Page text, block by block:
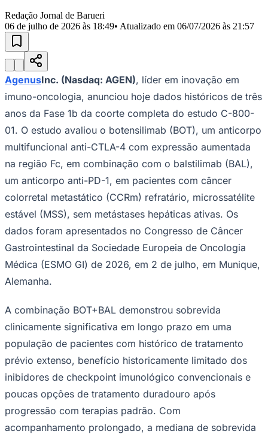
MutingaJardim ParaísoJardim Paulista
LuísJardim São PedroJardim São SilvestreJardim Silveira Jardim
Tupã
Camargos
do Bom Jesus
ParnaíbaSilveira
do Conde Vila Engenho NovoVila Márcia Vila Nossa Sra. da
Escada
Vila Porto
Votupoca
Para Sua Empresa
Guia de Empresas
Divulgar Vagas Novo
Negócios Regionais
Turismo
Segurança Regional
Hospitais Estaduais
Parques & Represas
Cidades da Região
Santana de ParnaíbaOsascoCarapicuíbaJandiraItapeviCotiaPirapora
do Bom JesusAraçariguamaCajamarCaieiras Franco da
RochaFrancisco MoratoTaboão da Serra Embu das Artes São Roque
Para Sua Empresa
Guia de Empresas
Vagas na RegiãoNovo
Hub de Negócios
Guia Comercial
Selo Verificado
Portal Educacional
Vagas de Emprego
Concursos
Panorama Econômico
Redação Jornal de Barueri
06 de julho de 2026 às 18:49• Atualizado em 06/07/2026 às 21:57
AgenusInc. (Nasdaq: AGEN), líder em inovação em
imuno-oncologia, anunciou hoje dados históricos de três
anos da Fase 1b da coorte completa do estudo C-800-
01. O estudo avaliou o botensilimab (BOT), um anticorpo
multifuncional anti-CTLA-4 com expressão aumentada
na região Fc, em combinação com o balstilimab (BAL),
um anticorpo anti-PD-1, em pacientes com câncer
colorretal metastático (CCRm) refratário, microssatélite
estável (MSS), sem metástases hepáticas ativas. Os
dados foram apresentados no Congresso de Câncer
Gastrointestinal da Sociedade Europeia de Oncologia
Médica (ESMO GI) de 2026, em 2 de julho, em Munique,
Alemanha.
A combinação BOT+BAL demonstrou sobrevida
clinicamente significativa em longo prazo em uma
população de pacientes com histórico de tratamento
prévio extenso, benefício historicamente limitado dos
inibidores de checkpoint imunológico convencionais e
poucas opções de tratamento duradouro após
progressão com terapias padrão. Com
acompanhamento prolongado, a mediana de sobrevida